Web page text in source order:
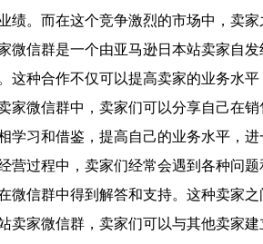
绩。而在这个竞争激烈的市场中，卖
微信群是一个由亚马逊日本站卖家自
这种合作不仅可以提高卖家的业务水
家微信群中，卖家们可以分享自己在
学习和借鉴，提高自己的业务水平，
营过程中，卖家们经常会遇到各种问
微信群中得到解答和支持。这种卖家
卖家微信群，卖家们可以与其他卖家